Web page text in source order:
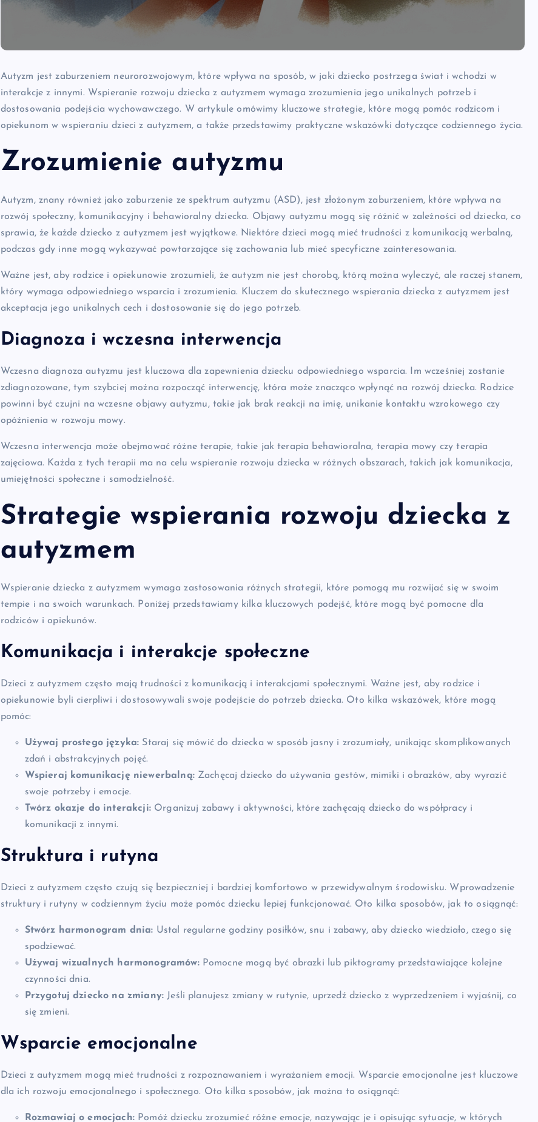
Autyzm jest zaburzeniem neurorozwojowym, które wpływa na sposób, w jaki dziecko postrzega świat i wchodzi w
interakcje z innymi. Wspieranie rozwoju dziecka z autyzmem wymaga zrozumienia jego unikalnych potrzeb i
dostosowania podejścia wychowawczego. W artykule omówimy kluczowe strategie, które mogą pomóc rodzicom i
opiekunom w wspieraniu dzieci z autyzmem, a także przedstawimy praktyczne wskazówki dotyczące codziennego życia.
Zrozumienie autyzmu
Autyzm, znany również jako zaburzenie ze spektrum autyzmu (ASD), jest złożonym zaburzeniem, które wpływa na
rozwój społeczny, komunikacyjny i behawioralny dziecka. Objawy autyzmu mogą się różnić w zależności od dziecka, co
sprawia, że każde dziecko z autyzmem jest wyjątkowe. Niektóre dzieci mogą mieć trudności z komunikacją werbalną,
podczas gdy inne mogą wykazywać powtarzające się zachowania lub mieć specyficzne zainteresowania.
Ważne jest, aby rodzice i opiekunowie zrozumieli, że autyzm nie jest chorobą, którą można wyleczyć, ale raczej stanem,
który wymaga odpowiedniego wsparcia i zrozumienia. Kluczem do skutecznego wspierania dziecka z autyzmem jest
akceptacja jego unikalnych cech i dostosowanie się do jego potrzeb.
Diagnoza i wczesna interwencja
Wczesna diagnoza autyzmu jest kluczowa dla zapewnienia dziecku odpowiedniego wsparcia. Im wcześniej zostanie
zdiagnozowane, tym szybciej można rozpocząć interwencję, która może znacząco wpłynąć na rozwój dziecka. Rodzice
powinni być czujni na wczesne objawy autyzmu, takie jak brak reakcji na imię, unikanie kontaktu wzrokowego czy
opóźnienia w rozwoju mowy.
Wczesna interwencja może obejmować różne terapie, takie jak terapia behawioralna, terapia mowy czy terapia
zajęciowa. Każda z tych terapii ma na celu wspieranie rozwoju dziecka w różnych obszarach, takich jak komunikacja,
umiejętności społeczne i samodzielność.
Strategie wspierania rozwoju dziecka z
autyzmem
Wspieranie dziecka z autyzmem wymaga zastosowania różnych strategii, które pomogą mu rozwijać się w swoim
tempie i na swoich warunkach. Poniżej przedstawiamy kilka kluczowych podejść, które mogą być pomocne dla
rodziców i opiekunów.
Komunikacja i interakcje społeczne
Dzieci z autyzmem często mają trudności z komunikacją i interakcjami społecznymi. Ważne jest, aby rodzice i
opiekunowie byli cierpliwi i dostosowywali swoje podejście do potrzeb dziecka. Oto kilka wskazówek, które mogą
pomóc:
Używaj prostego języka: Staraj się mówić do dziecka w sposób jasny i zrozumiały, unikając skomplikowanych
zdań i abstrakcyjnych pojęć.
Wspieraj komunikację niewerbalną:Zachęcaj dziecko do używania gestów, mimiki i obrazków, aby wyrazić
swoje potrzeby i emocje.
Twórz okazje do interakcji:Organizuj zabawy i aktywności, które zachęcają dziecko do współpracy i
komunikacji z innymi.
Struktura i rutyna
Dzieci z autyzmem często czują się bezpieczniej i bardziej komfortowo w przewidywalnym środowisku. Wprowadzenie
struktury i rutyny w codziennym życiu może pomóc dziecku lepiej funkcjonować. Oto kilka sposobów, jak to osiągnąć:
Stwórz harmonogram dnia: Ustal regularne godziny posiłków, snu i zabawy, aby dziecko wiedziało, czego się
spodziewać.
Używaj wizualnych harmonogramów:Pomocne mogą być obrazki lub piktogramy przedstawiające kolejne
czynności dnia.
Przygotuj dziecko na zmiany: Jeśli planujesz zmiany w rutynie, uprzedź dziecko z wyprzedzeniem i wyjaśnij, co
się zmieni.
Wsparcie emocjonalne
Dzieci z autyzmem mogą mieć trudności z rozpoznawaniem i wyrażaniem emocji. Wsparcie emocjonalne jest kluczowe
dla ich rozwoju emocjonalnego i społecznego. Oto kilka sposobów, jak można to osiągnąć:
Rozmawiaj o emocjach:Pomóż dziecku zrozumieć różne emocje, nazywając je i opisując sytuacje, w których